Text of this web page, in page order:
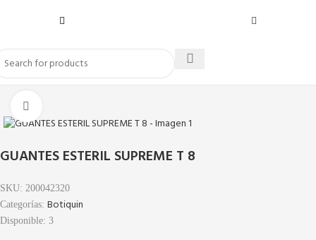
GUANTES ESTERIL SUPREME T 8
SKU: 200042320
Categorías: Botiquin
Disponible: 3